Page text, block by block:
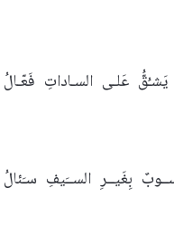
يَشـُقُّ عَلـى السـاداتِ فَعّـالُ
بِغَيــرِ الســَيفِ سـَئالُ